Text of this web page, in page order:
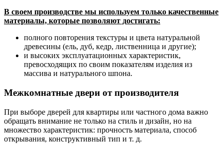
В своем производстве мы используем только качественные
материалы, которые позволяют достигать:
полного повторения текстуры и цвета натуральной
древесины (ель, дуб, кедр, лиственница и другие);
и высоких эксплуатационных характеристик,
превосходящих по своим показателям изделия из
массива и натурального шпона.
Межкомнатные двери от производителя
При выборе дверей для квартиры или частного дома важно
обращать внимание не только на стиль и дизайн, но на
множество характеристик: прочность материала, способ
открывания, конструктивный тип и т. д.